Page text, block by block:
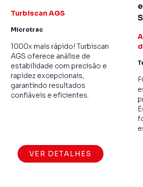
Turbiscan AGS
Microtrac
1000x mais rápido! Turbiscan
AGS oferece análise de
estabilidade com precisão e
rapidez excepcionais,
garantindo resultados
confiáveis e eficientes.
VER DETALHES